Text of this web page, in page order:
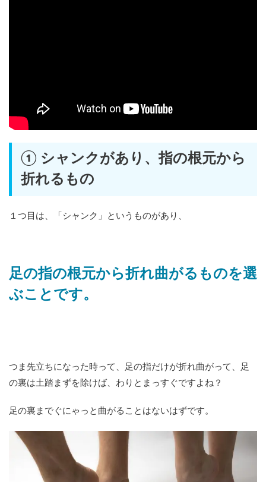
① シャンクがあり、指の根元から
折れるもの
１つ目は、「シャンク」というものがあり、
足の指の根元から折れ曲がるものを選
ぶことです。
つま先立ちになった時って、足の指だけが折れ曲がって、足
の裏は土踏まずを除けば、わりとまっすぐですよね？
足の裏までぐにゃっと曲がることはないはずです。